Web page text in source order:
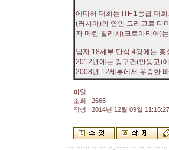
에디허 대회는 ITF 1등급 대
(러시아)의 연인 그리고르 디
자 마린 칠리치(크로아티아)
남자 18세부 단식 4강에는
2012년에는 강구건(안동고)
2008년 12세부에서 우승한
파일 :
조회 : 2666
작성 : 2014년 12월 09일 11:16:27